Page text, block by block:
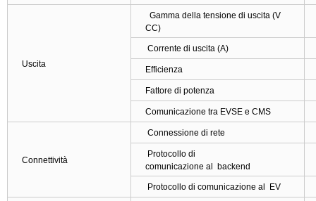
Uscita
Gamma della tensione di uscita (V
CC)
Corrente di uscita (A)
Efficienza
Fattore di potenza
Comunicazione tra EVSE e CMS
Connettività
Connessione di rete
Protocollo di
comunicazione al backend
Protocollo di comunicazione al EV